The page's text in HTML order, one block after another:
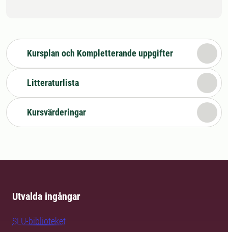
Kursplan och Kompletterande uppgifter
Litteraturlista
Kursvärderingar
Utvalda ingångar
SLU-biblioteket